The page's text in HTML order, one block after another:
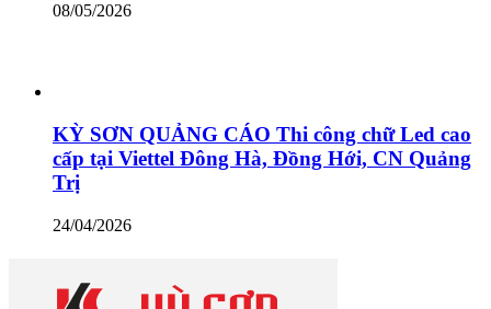
08/05/2026
KỲ SƠN QUẢNG CÁO Thi công chữ Led cao
cấp tại Viettel Đông Hà, Đồng Hới, CN Quảng
Trị
24/04/2026